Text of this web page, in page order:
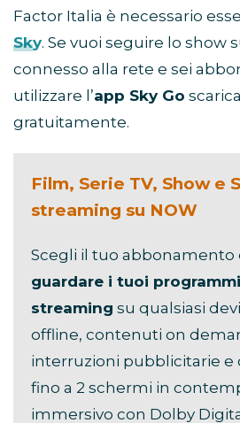
Factor Italia è necessario
Sky. Se vuoi seguire lo show
connesso alla rete e sei
utilizzare l’app Sky Go
gratuitamente.
Film, Serie TV, Show e
streaming su NOW
Scegli il tuo abbonamento
guardare i tuoi
streaming su qualsiasi
offline, contenuti on
interruzioni pubblicitarie e
fino a 2 schermi in
immersivo con Dolby